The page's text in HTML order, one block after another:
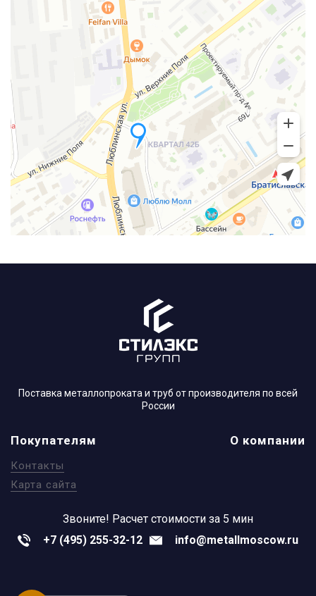
Поставка металлопроката и труб от производителя по всей
России
Покупателям
Контакты
Карта сайта
О компании
Звоните! Расчет стоимости за 5 мин
+7 (495) 255-32-12
info@metallmoscow.ru